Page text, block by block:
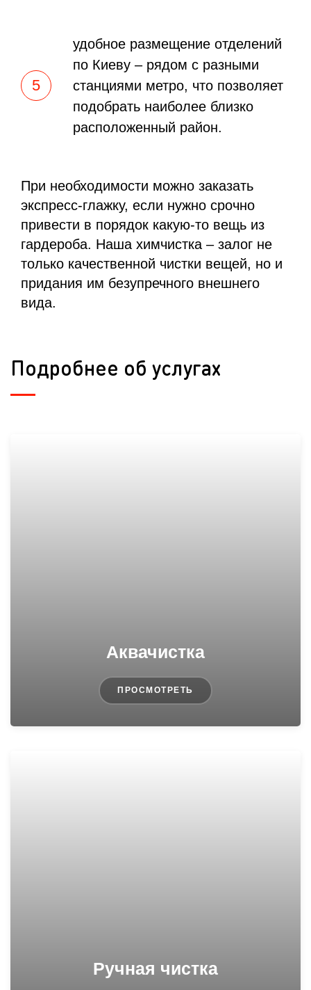
удобное размещение отделений
по Киеву – рядом с разными
станциями метро, что позволяет
подобрать наиболее близко
расположенный район.
При необходимости можно заказать
экспресс-глажку, если нужно срочно
привести в порядок какую-то вещь из
гардероба. Наша химчистка – залог не
только качественной чистки вещей, но и
придания им безупречного внешнего
вида.
Подробнее об услугах
Аквачистка
ПРОСМОТРЕТЬ
Ручная чистка